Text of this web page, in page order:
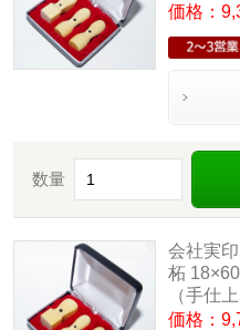
価格：
数量
会社実
柘
（手仕上
価格：